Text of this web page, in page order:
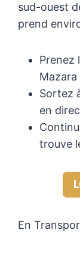
sud-ouest
prend
Prenez
Mazara
Sortez
en
trouve
En